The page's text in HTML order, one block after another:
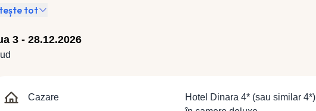
spre Ubud, un remarcabil centru cultural şi artistic. Cazare în Ubud la
tot
3 - 28.12.2026
Cazare
Hotel Dinara 4* (sau similar 4*)